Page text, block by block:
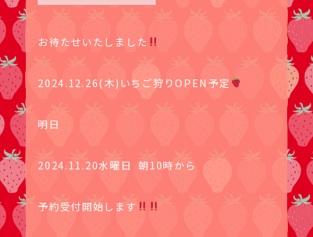
お待たせいたしました
2024.12.26(木)いちご狩りOPEN予定
明日
2024.11.20水曜日 朝10時から
予約受付開始します